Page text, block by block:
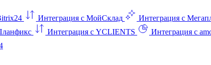
Интеграция с МойСклад Интеграция с
Интеграция с YCLIENTS
Интеграция с